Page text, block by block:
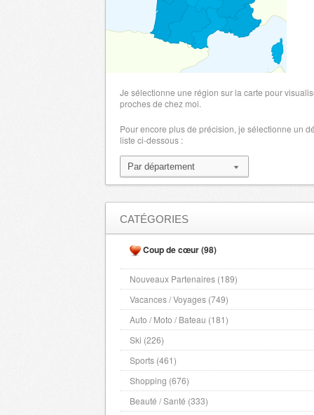
Je sélectionne une région sur la carte pour
proches de chez moi.
Pour encore plus de précision, je sélectionne un
liste ci-dessous :
CATÉGORIES
Coup de cœur (98)
Nouveaux Partenaires (189)
Vacances / Voyages (749)
Auto / Moto / Bateau (181)
Ski (226)
Sports (461)
Shopping (676)
Beauté / Santé (333)